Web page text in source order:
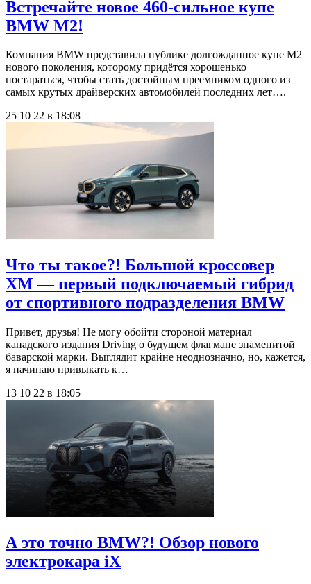
Встречайте новое 460-сильное купе
BMW M2!
Компания BMW представила публике долгожданное купе M2
нового поколения, которому придётся хорошенько
постараться, чтобы стать достойным преемником одного из
самых крутых драйверских автомобилей последних лет….
25 10 22 в 18:08
Что ты такое?! Большой кроссовер
XM — первый подключаемый гибрид
от спортивного подразделения BMW
Привет, друзья! Не могу обойти стороной материал
канадского издания Driving о будущем флагмане знаменитой
баварской марки. Выглядит крайне неоднозначно, но, кажется,
я начинаю привыкать к…
13 10 22 в 18:05
А это точно BMW?! Обзор нового
электрокара iX